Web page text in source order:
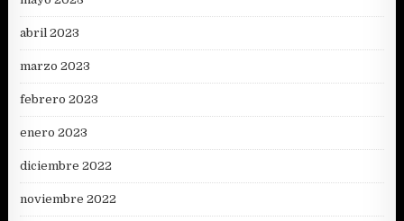
abril 2023
marzo 2023
febrero 2023
enero 2023
diciembre 2022
noviembre 2022